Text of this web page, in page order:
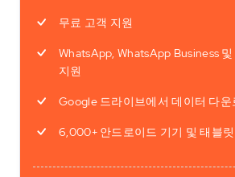
무료 고객 지원
WhatsApp, WhatsApp Business
지원
Google 드라이브에서 데이터 다운
6,000+ 안드로이드 기기 및 태블